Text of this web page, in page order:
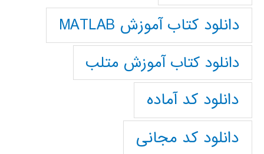
دانلود کتاب آموزش MATLAB
دانلود کتاب آموزش متلب
دانلود کد آماده
دانلود کد مجانی